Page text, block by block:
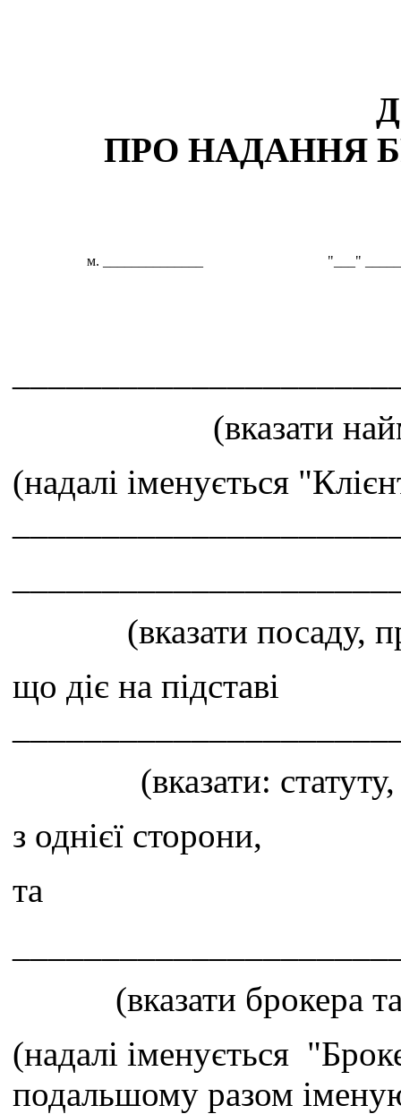
ПРО НАДАННЯ
м. ______________ "___"
(вказати
(надалі іменується
(вказати посаду,
що діє на підставі
(вказати:
з однієї сторони,
та
(вказати брокера
(надалі іменується
подальшому разом